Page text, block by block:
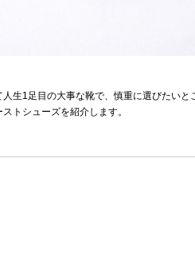
生1足目の大事な靴で、慎重に選びたい
トシューズを紹介します。